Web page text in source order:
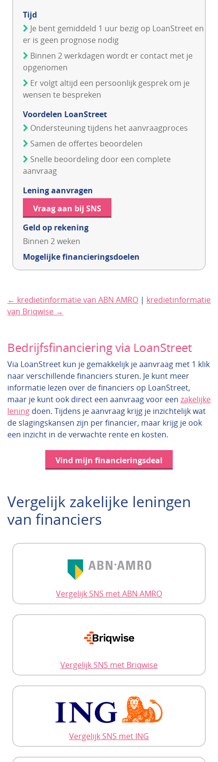
Tijd
Je bent gemiddeld 1 uur bezig op LoanStreet en
er is geen prognose nodig
Binnen 2 werkdagen wordt er contact met je
opgenomen
Er volgt altijd een persoonlijk gesprek om je
wensen te bespreken
Voordelen LoanStreet
Ondersteuning tijdens het aanvraagproces
Samen de offertes beoordelen
Snelle beoordeling door een complete
aanvraag
Lening aanvragen
Vraag aan bij SNS
Geld op rekening
Binnen 2 weken
Mogelijke financieringsdoelen
← kredietinformatie van ABN AMRO | kredietinformatie
van Briqwise →
Bedrijfsfinanciering via LoanStreet
Via LoanStreet kun je gemakkelijk je aanvraag met 1 klik
naar verschillende financiers sturen. Je kunt meer
informatie lezen over de financiers op LoanStreet,
maar je kunt ook direct een aanvraag voor een zakelijke
lening doen. Tijdens je aanvraag krijg je inzichtelijk wat
de slagingskansen zijn per financier, maar krijg je ook
een inzicht in de verwachte rente en kosten.
Vind mijn financieringsdeal
Vergelijk zakelijke leningen
van financiers
Vergelijk SNS met ABN AMRO
Vergelijk SNS met Briqwise
Vergelijk SNS met ING